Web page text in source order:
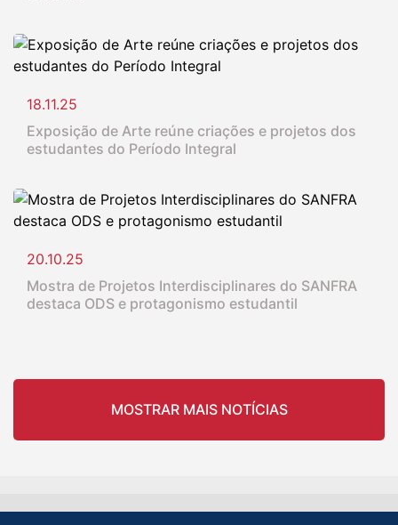
18.11.25
Exposição de Arte reúne criações e projetos dos
estudantes do Período Integral
20.10.25
Mostra de Projetos Interdisciplinares do SANFRA
destaca ODS e protagonismo estudantil
MOSTRAR MAIS NOTÍCIAS